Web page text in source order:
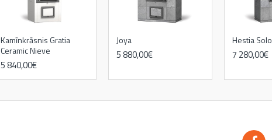
Kamīnkrāsnis Gratia
Ceramic Nieve
5 840,00€
Joya
5 880,00€
Hestia Solo
7 280,00€